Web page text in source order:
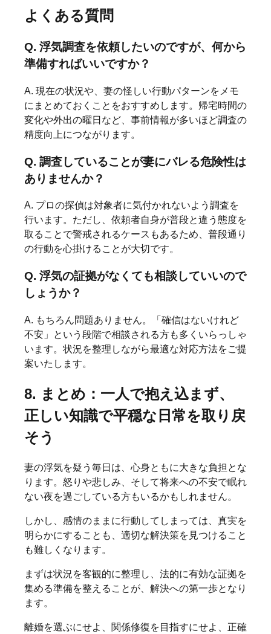
よくある質問
Q. 浮気調査を依頼したいのですが、何から
準備すればいいですか？
A. 現在の状況や、妻の怪しい行動パターンをメモ
にまとめておくことをおすすめします。帰宅時間の
変化や外出の曜日など、事前情報が多いほど調査の
精度向上につながります。
Q. 調査していることが妻にバレる危険性は
ありませんか？
A. プロの探偵は対象者に気付かれないよう調査を
行います。ただし、依頼者自身が普段と違う態度を
取ることで警戒されるケースもあるため、普段通り
の行動を心掛けることが大切です。
Q. 浮気の証拠がなくても相談していいので
しょうか？
A. もちろん問題ありません。「確信はないけれど
不安」という段階で相談される方も多くいらっしゃ
います。状況を整理しながら最適な対応方法をご提
案いたします。
8. まとめ：一人で抱え込まず、
正しい知識で平穏な日常を取り戻
そう
妻の浮気を疑う毎日は、心身ともに大きな負担とな
ります。怒りや悲しみ、そして将来への不安で眠れ
ない夜を過ごしている方もいるかもしれません。
しかし、感情のままに行動してしまっては、真実を
明らかにすることも、適切な解決策を見つけること
も難しくなります。
まずは状況を客観的に整理し、法的に有効な証拠を
集める準備を整えることが、解決への第一歩となり
ます。
離婚を選ぶにせよ、関係修復を目指すにせよ、正確